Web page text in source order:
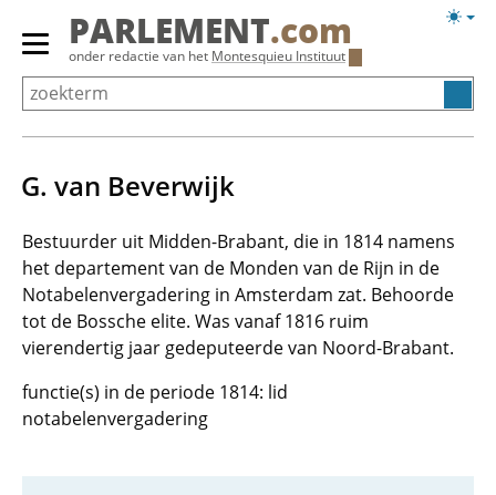
Overslaan
Primair
menu
tonen/verbergen
PARLEMENT.com
onder redactie van het Montesquieu Instituut
G. van Beverwijk
Bestuurder uit Midden-Brabant, die in 1814 namens
het departement van de Monden van de Rijn in de
Notabelenvergadering in Amsterdam zat. Behoorde
tot de Bossche elite. Was vanaf 1816 ruim
vierendertig jaar gedeputeerde van Noord-Brabant.
functie(s) in de periode 1814: lid
notabelenvergadering